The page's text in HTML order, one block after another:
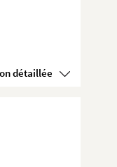
Voir la présentation détaillée